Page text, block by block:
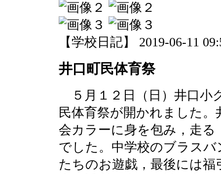
【学校日記】 2019-06-11
井口町民体育祭
５月１２日（日）井口小
民体育祭が開かれました
会カラーに身を包み，走
でした。中学校のブラス
たちのお遊戯，最後には